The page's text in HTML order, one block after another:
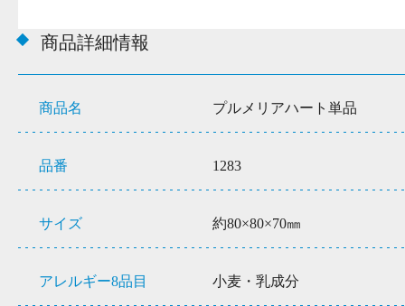
商品詳細情報
商品名 プルメリアハート単品
品番 1283
サイズ 約80×80×70㎜
アレルギー8品目 小麦・乳成分